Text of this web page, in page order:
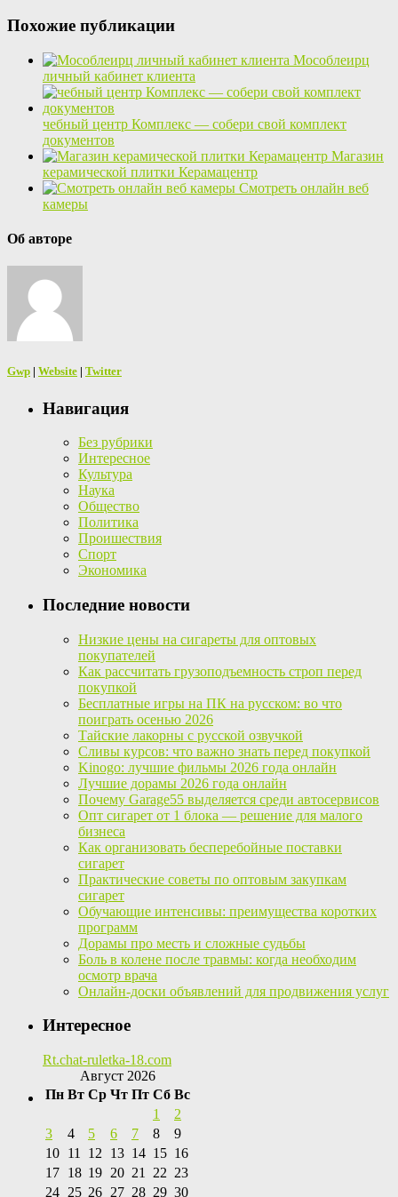
Похожие публикации
Мособлеирц
личный кабинет клиента
чебный центр Комплекс — собери свой комплект
документов
Магазин
керамической плитки Керамацентр
Смотреть онлайн веб
камеры
Об авторе
Gwp | Website | Twitter
Навигация
Без рубрики
Интересное
Культура
Наука
Общество
Политика
Проишествия
Спорт
Экономика
Последние новости
Низкие цены на сигареты для оптовых
покупателей
Как рассчитать грузоподъемность строп перед
покупкой
Бесплатные игры на ПК на русском: во что
поиграть осенью 2026
Тайские лакорны с русской озвучкой
Сливы курсов: что важно знать перед покупкой
Kinogo: лучшие фильмы 2026 года онлайн
Лучшие дорамы 2026 года онлайн
Почему Garage55 выделяется среди автосервисов
Опт сигарет от 1 блока — решение для малого
бизнеса
Как организовать бесперебойные поставки
сигарет
Практические советы по оптовым закупкам
сигарет
Обучающие интенсивы: преимущества коротких
программ
Дорамы про месть и сложные судьбы
Боль в колене после травмы: когда необходим
осмотр врача
Онлайн-доски объявлений для продвижения услуг
Интересное
Rt.chat-ruletka-18.com
Август 2026
Пн Вт Ср Чт Пт Сб Вс
1
2
3
4 5 6 7 8
9
10 11 12 13 14 15 16
17 18 19 20 21 22 23
24 25 26 27 28 29 30